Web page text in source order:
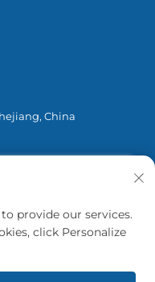
China
Co., Ltd.
provide our services.
click Personalize